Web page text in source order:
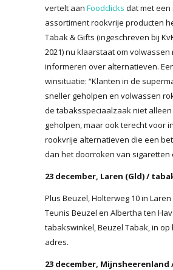
vertelt aan Foodclicks dat met een
assortiment rookvrije producten
Tabak & Gifts (ingeschreven bij
2021) nu klaarstaat om
informeren over alternatieven.
winsituatie: “Klanten in de
sneller geholpen en volwassen
de tabaksspeciaalzaak niet
geholpen, maar ook terecht voor
rookvrije alternatieven die een
dan het doorroken van sigaretten
23 december, Laren (Gld) /
Plus Beuzel, Holterweg 10 in Laren
Teunis Beuzel en Albertha ten
tabakswinkel, Beuzel Tabak, in
adres.
23 december, Mijnsheerenland